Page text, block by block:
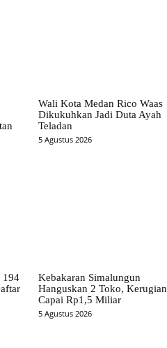
Wali Kota Medan Rico Waas
Dikukuhkan Jadi Duta Ayah
Teladan
5 Agustus 2026
194
Kebakaran Simalungun
Hanguskan 2 Toko, Kerugian
Capai Rp1,5 Miliar
5 Agustus 2026